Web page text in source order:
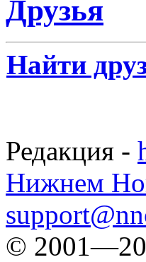
Друзья
Найти
Редакция -
Нижнем
©